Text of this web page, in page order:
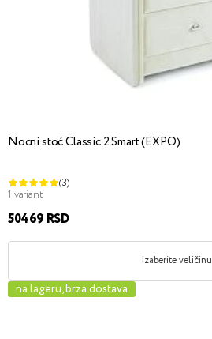
Nocni stoć Classic 2 Smart (EXPO)
(3)
1 variant
50469 RSD
Izaberite veličinu
na lageru, brza dostava